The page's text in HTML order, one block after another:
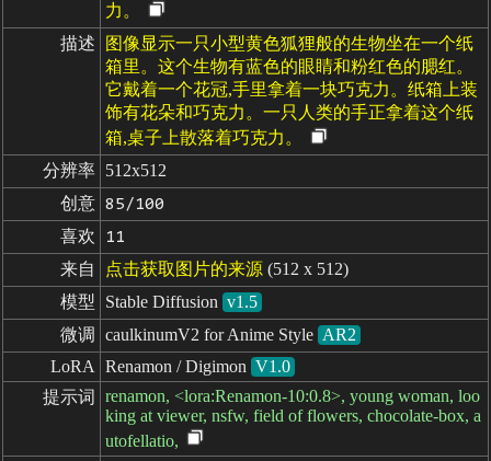
力。
描述
图像显示一只小型黄色狐狸般的生物坐在一个纸
箱里。这个生物有蓝色的眼睛和粉红色的腮红。
它戴着一个花冠,手里拿着一块巧克力。纸箱上装
饰有花朵和巧克力。一只人类的手正拿着这个纸
箱,桌子上散落着巧克力。
分辨率 512x512
创意 85/100
喜欢 11
来自 点击获取图片的来源 (512 x 512)
模型
Stable Diffusion v1.5
微调
caulkinumV2 for Anime Style AR2
LoRA
Renamon / Digimon V1.0
提示词
renamon, <lora:Renamon-10:0.8>, young woman, loo
king at viewer, nsfw, field of flowers, chocolate-box, a
utofellatio,